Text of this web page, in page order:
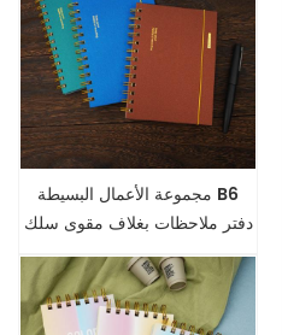
مجموعة الأعمال البسيطة B6
دفتر ملاحظات بغلاف مقوى سلك
س